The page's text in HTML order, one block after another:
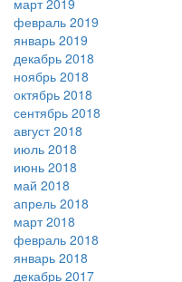
март 2019
февраль 2019
январь 2019
декабрь 2018
ноябрь 2018
октябрь 2018
сентябрь 2018
август 2018
июль 2018
июнь 2018
май 2018
апрель 2018
март 2018
февраль 2018
январь 2018
декабрь 2017